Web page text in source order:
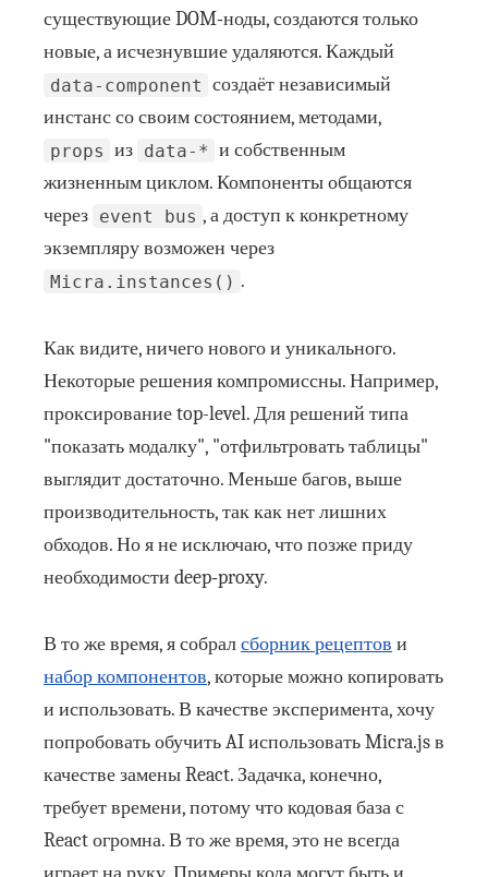
существующие DOM‑ноды, создаются только
новые, а исчезнувшие удаляются. Каждый
data-component создаёт независимый
инстанс со своим состоянием, методами,
props из data-* и собственным
жизненным циклом. Компоненты общаются
через event bus , а доступ к конкретному
экземпляру возможен через
Micra.instances() .
Как видите, ничего нового и уникального.
Некоторые решения компромиссны. Например,
проксирование top-level. Для решений типа
"показать модалку", "отфильтровать таблицы"
выглядит достаточно. Меньше багов, выше
производительность, так как нет лишних
обходов. Но я не исключаю, что позже приду
необходимости deep‑proxy.
В то же время, я собралсборник рецептов и
набор компонентов, которые можно копировать
и использовать. В качестве эксперимента, хочу
попробовать обучить AI использовать Micra.js в
качестве замены React. Задачка, конечно,
требует времени, потому что кодовая база с
React огромна. В то же время, это не всегда